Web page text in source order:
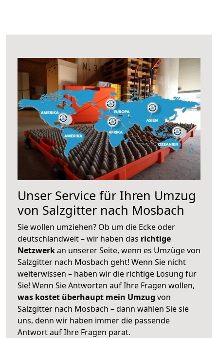
Unser Service für Ihren Umzug
von Salzgitter nach Mosbach
Sie wollen umziehen? Ob um die Ecke oder
deutschlandweit – wir haben das richtige
Netzwerkan unserer Seite, wenn es Umzüge von
Salzgitter nach Mosbach geht! Wenn Sie nicht
weiterwissen – haben wir die richtige Lösung für
Sie! Wenn Sie Antworten auf Ihre Fragen wollen,
was kostet überhaupt mein Umzug von
Salzgitter nach Mosbach – dann wählen Sie sie
uns, denn wir haben immer die passende
Antwort auf Ihre Fragen parat.